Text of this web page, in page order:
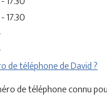
17.30
de téléphone de David ?
de téléphone connu